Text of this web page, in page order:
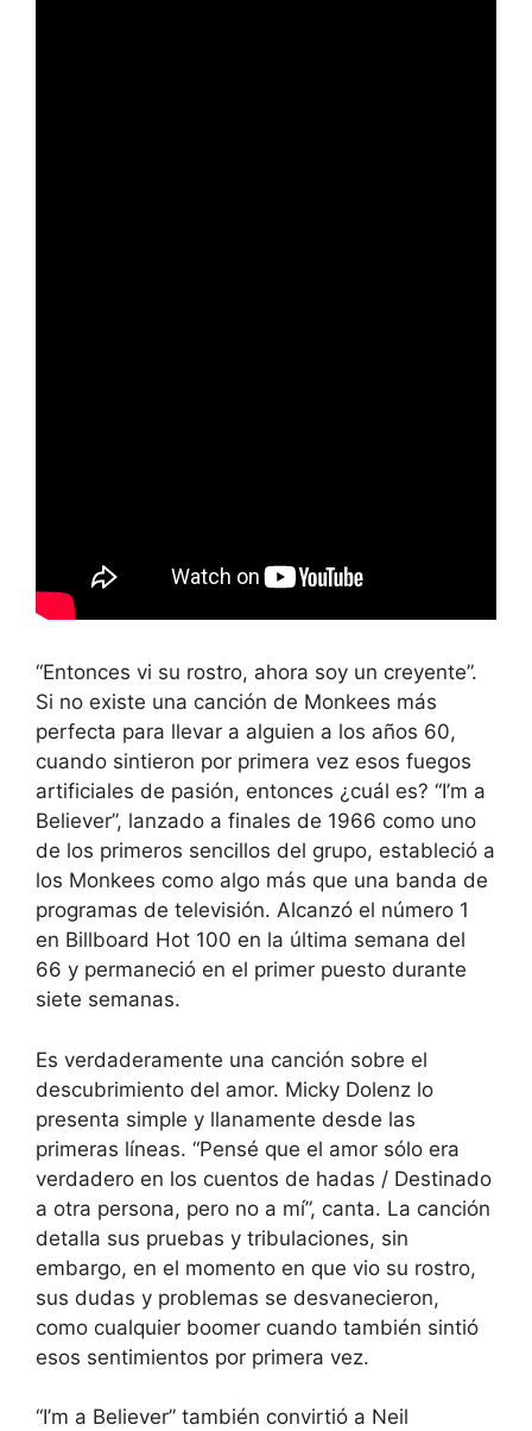
“Entonces vi su rostro, ahora soy un creyente”.
Si no existe una canción de Monkees más
perfecta para llevar a alguien a los años 60,
cuando sintieron por primera vez esos fuegos
artificiales de pasión, entonces ¿cuál es? “I’m a
Believer”, lanzado a finales de 1966 como uno
de los primeros sencillos del grupo, estableció a
los Monkees como algo más que una banda de
programas de televisión. Alcanzó el número 1
en Billboard Hot 100 en la última semana del
66 y permaneció en el primer puesto durante
siete semanas.
Es verdaderamente una canción sobre el
descubrimiento del amor. Micky Dolenz lo
presenta simple y llanamente desde las
primeras líneas. “Pensé que el amor sólo era
verdadero en los cuentos de hadas / Destinado
a otra persona, pero no a mí”, canta. La canción
detalla sus pruebas y tribulaciones, sin
embargo, en el momento en que vio su rostro,
sus dudas y problemas se desvanecieron,
como cualquier boomer cuando también sintió
esos sentimientos por primera vez.
“I’m a Believer” también convirtió a Neil